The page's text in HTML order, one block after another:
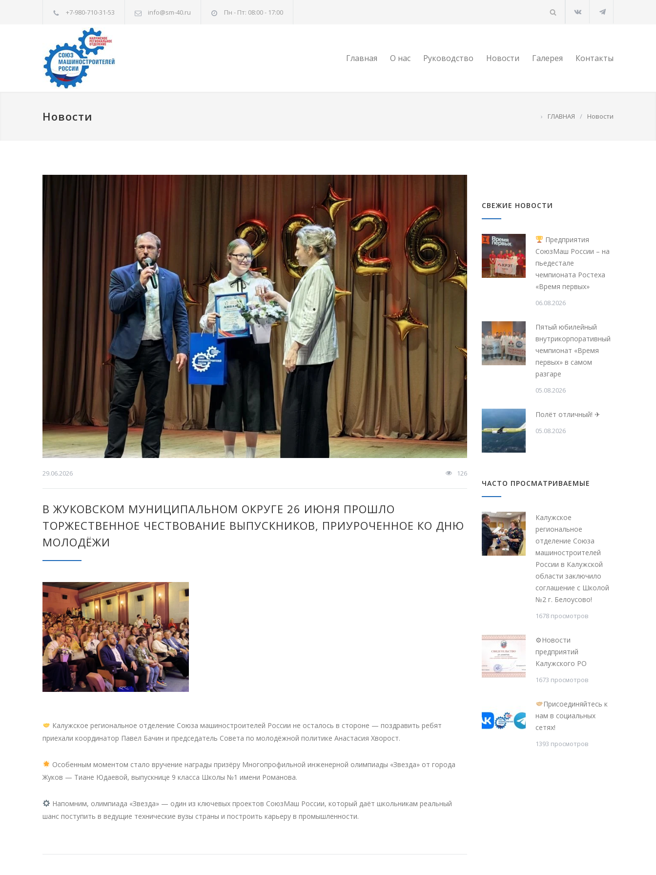
+7-980-710-31-53 info@sm-40.ru Пн - Пт: 08:00 - 17:00
Главная О нас Руководство Новости Галерея Контакты
Новости › ГЛАВНАЯ / Новости
29.06.2026 126
В ЖУКОВСКОМ МУНИЦИПАЛЬНОМ ОКРУГЕ 26 ИЮНЯ ПРОШЛО
ТОРЖЕСТВЕННОЕ ЧЕСТВОВАНИЕ ВЫПУСКНИКОВ, ПРИУРОЧЕННОЕ КО ДНЮ
МОЛОДЁЖИ
Калужское региональное отделение Союза машиностроителей России не осталось в стороне — поздравить ребят
приехали координатор Павел Бачин и председатель Совета по молодёжной политике Анастасия Хворост.
Особенным моментом стало вручение награды призёру Многопрофильной инженерной олимпиады «Звезда» от города
Жуков — Тиане Юдаевой, выпускнице 9 класса Школы №1 имени Романова.
Напомним, олимпиада «Звезда» — один из ключевых проектов СоюзМаш России, который даёт школьникам реальный
шанс поступить в ведущие технические вузы страны и построить карьеру в промышленности.
СВЕЖИЕ НОВОСТИ
Предприятия
СоюзМаш России – на
пьедестале
чемпионата Ростеха
«Время первых»
06.08.2026
Пятый юбилейный
внутрикорпоративный
чемпионат «Время
первых» в самом
разгаре
05.08.2026
Полёт отличный! ✈
05.08.2026
ЧАСТО ПРОСМАТРИВАЕМЫЕ
Калужское
региональное
отделение Союза
машиностроителей
России в Калужской
области заключило
соглашение с Школой
№2 г. Белоусово!
1678 просмотров
⚙Новости
предприятий
Калужского РО
1673 просмотров
Присоединяйтесь к
нам в социальных
сетях!
1393 просмотров